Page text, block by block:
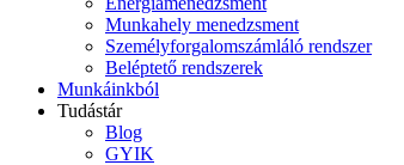
Munkahely menedzsment
Személyforgalomszámláló rendszer
Beléptető rendszerek
Munkáinkból
Tudástár
Blog
GYIK